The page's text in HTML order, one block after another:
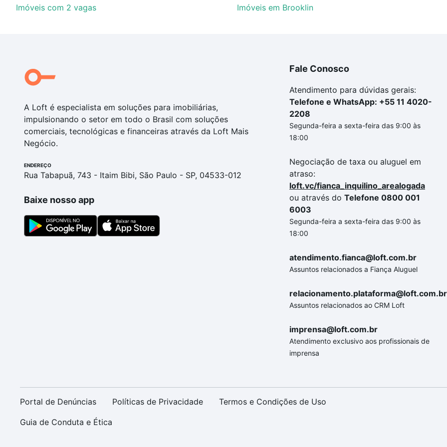
Imóveis com 2 vagas Imóveis em Brooklin
A Loft é especialista em soluções para imobiliárias,
impulsionando o setor em todo o Brasil com soluções
comerciais, tecnológicas e financeiras através da Loft Mais
Negócio.
ENDEREÇO
Rua Tabapuã, 743 - Itaim Bibi, São Paulo - SP, 04533-012
Baixe nosso app
Fale Conosco
Atendimento para dúvidas gerais:
Telefone e WhatsApp: +55 11 4020-
2208
Segunda-feira a sexta-feira das 9:00 às
18:00
Negociação de taxa ou aluguel em
atraso:
loft.vc/fianca_inquilino_arealogada
ou através do Telefone 0800 001
6003
Segunda-feira a sexta-feira das 9:00 às
18:00
atendimento.fianca@loft.com.br
Assuntos relacionados a Fiança Aluguel
relacionamento.plataforma@loft.com.br
Assuntos relacionados ao CRM Loft
imprensa@loft.com.br
Atendimento exclusivo aos profissionais de
imprensa
Portal de Denúncias Políticas de Privacidade Termos e Condições de Uso
Guia de Conduta e Ética